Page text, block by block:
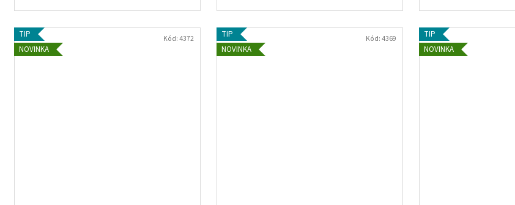
TIP
NOVINKA
Kód:4372
TIP
NOVINKA
Kód:4369
TIP
NOVINKA